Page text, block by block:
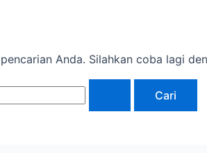
Anda. Silahkan coba lagi